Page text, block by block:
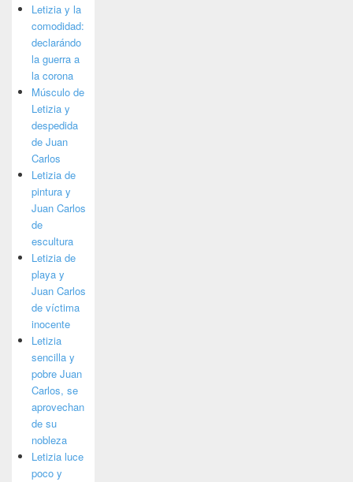
Letizia y la
comodidad:
declarándo
la guerra a
la corona
Músculo de
Letizia y
despedida
de Juan
Carlos
Letizia de
pintura y
Juan Carlos
de
escultura
Letizia de
playa y
Juan Carlos
de víctima
inocente
Letizia
sencilla y
pobre Juan
Carlos, se
aprovechan
de su
nobleza
Letizia luce
poco y